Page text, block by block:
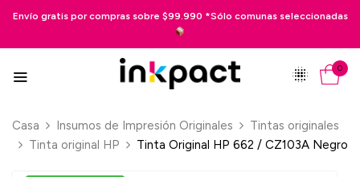
sobre $99.990 *Sólo comunas seleccionadas
0
Casa Insumos de Impresión Originales
Tintas originales
Tinta original HP
Tinta Original HP 662 / CZ103A Negro